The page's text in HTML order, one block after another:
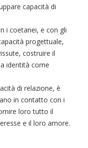
capacità di
i coetanei, e con gli
progettuale,
costruire il
identità come
di relazione, è
in contatto con i
loro tutto il
e il loro amore.